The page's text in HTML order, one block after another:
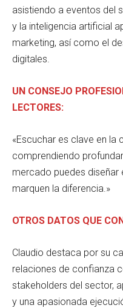
asistiendo a eventos del
y la inteligencia artificial
marketing, así como el
digitales.
UN CONSEJO
LECTORES:
«Escuchar es clave en la
comprendiendo
mercado puedes diseñar
marquen la diferencia.»
OTROS DATOS QUE
Claudio destaca por su
relaciones de confianza
stakeholders del sector,
y una apasionada